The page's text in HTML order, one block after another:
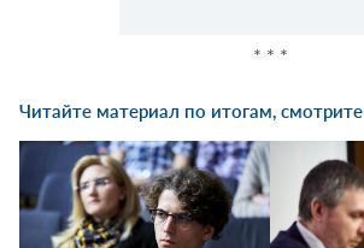
* * *
Читайте материал по итогам, смотрите